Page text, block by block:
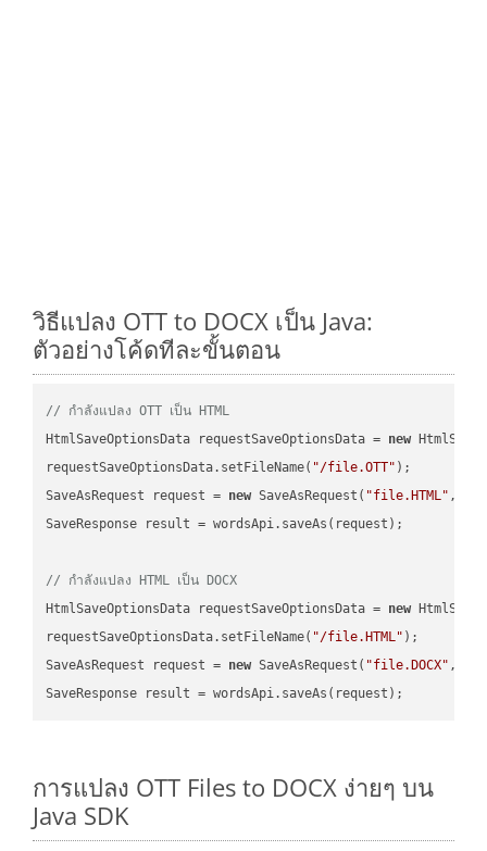
วิธีแปลง OTT to DOCX เป็น Java:
ตัวอย่างโค้ดทีละขั้นตอน
// กำลังแปลง OTT เป็น HTML
HtmlSaveOptionsData requestSaveOptionsData = new
requestSaveOptionsData.setFileName( "/file.OTT" );
SaveAsRequest request = new SaveAsRequest( "file.HTML"
SaveResponse result = wordsApi.saveAs(request);
// กำลังแปลง HTML เป็น DOCX
HtmlSaveOptionsData requestSaveOptionsData = new
requestSaveOptionsData.setFileName( "/file.HTML" );
SaveAsRequest request = new SaveAsRequest( "file.DOCX"
การแปลง OTT Files to DOCX ง่ายๆ บน
Java SDK